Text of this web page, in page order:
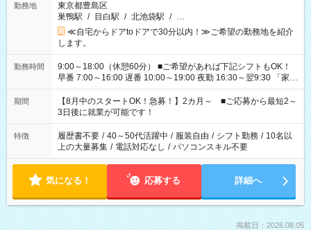
勤務地
東京都豊島区
巣鴨駅 / 目白駅 / 北池袋駅 / …
≪自宅からドアtoドアで30分以内！≫ご希望の勤務地を紹介
します。
勤務時間
9:00～18:00（休憩60分） ■ご希望があれば下記シフトもOK！
早番 7:00～16:00 遅番 10:00～19:00 夜勤 16:30～翌9:30 「家族
と休みを合わせたい」 「余裕を持って夕飯の準備がしたい」
「できれば残業はしたくない」 など、ご希望を教えてください
ね。 ※Wワーク希望の方へ 今ご覧のお仕事で希望する勤務時間
と、もう1つのお仕事の勤務時間。 合計で週40時間を超える場
合は応募できません。
期間
【8月中のスタートOK！急募！】2カ月～ ■ご応募から最短2～
3日後に就業が可能です！
特徴 履歴書不要 / 40～50代活躍中 / 服装自由 / シフト勤務 / 10名以
上の大量募集 / 電話対応なし / パソコンスキル不要
気になる！ 応募する 詳細へ
掲載日：2026.08.05